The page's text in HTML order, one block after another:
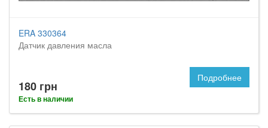
ERA 330364
Датчик давления масла
180 грн
Есть в наличии
Подробнее